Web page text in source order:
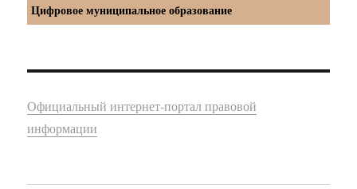
Цифровое муниципальное образование
Официальный интернет-портал правовой
информации